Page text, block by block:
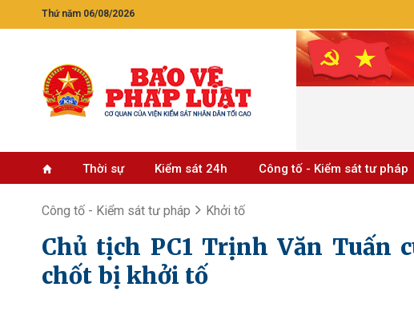
Thứ năm 06/08/2026
Thời sự Kiểm sát 24h Công tố - Kiểm sát tư pháp
Công tố - Kiểm sát tư pháp Khởi tố
Chủ tịch PC1 Trịnh Văn Tuấn
chốt bị khởi tố